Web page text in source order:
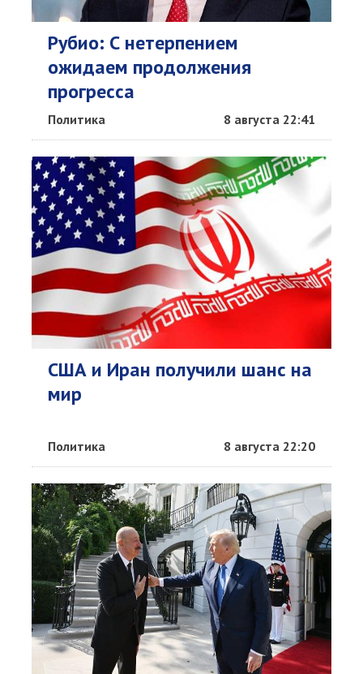
Рубио: С нетерпением
ожидаем продолжения
прогресса
Политика 8 августа 22:41
США и Иран получили шанс на
мир
Политика 8 августа 22:20